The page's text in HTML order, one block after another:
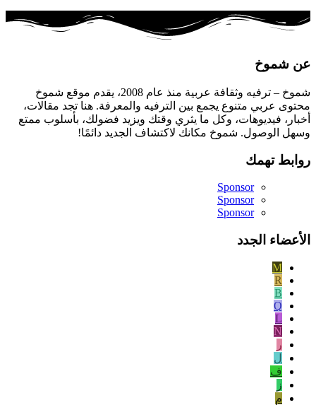
عن شموخ
شموخ – ترفيه وثقافة عربية منذ عام 2008، يقدم موقع شموخ
محتوى عربي متنوع يجمع بين الترفيه والمعرفة. هنا تجد مقالات،
أخبار، فيديوهات، وكل ما يثري وقتك ويزيد فضولك، بأسلوب ممتع
وسهل الوصول. شموخ مكانك لاكتشاف الجديد دائمًا!
روابط تهمك
Sponsor
Sponsor
Sponsor
الأعضاء الجدد
M
R
B
Q
L
N
ر
ل
ف
ز
م